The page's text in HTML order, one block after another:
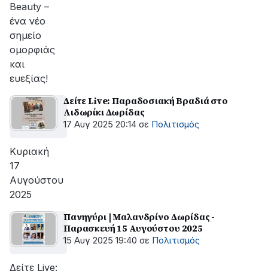
Beauty –
ένα νέο
σημείο
ομορφιάς
και
ευεξίας!
Δείτε Live: Παραδοσιακή Βραδιά στο
Λιδωρίκι Δωρίδας
17 Αυγ 2025 20:14 σε Πολιτισμός
Κυριακή
17
Αυγούστου
2025
Πανηγύρι | Μαλανδρίνο Δωρίδας -
Παρασκευή 15 Αυγούστου 2025
15 Αυγ 2025 19:40 σε Πολιτισμός
Δείτε Live: